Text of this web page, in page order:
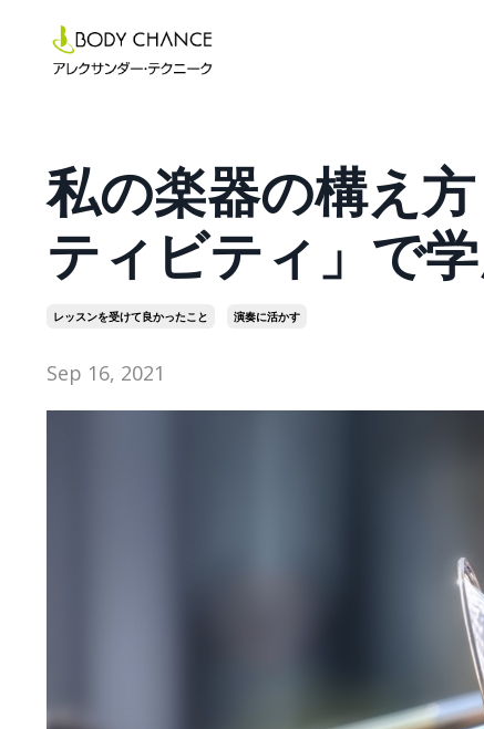
私の楽器の構え
ティビティ」で
レッスンを受けて良かったこと 演奏に活かす
Sep 16, 2021